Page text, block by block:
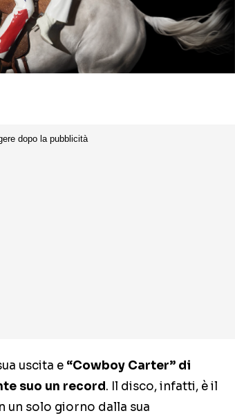
uscita e “Cowboy Carter” di
suo un record. Il disco, infatti, è il
un solo giorno dalla sua